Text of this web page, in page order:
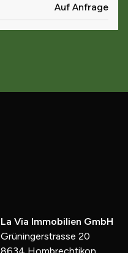
Auf Anfrage
La Via Immobilien GmbH
Grüningerstrasse 20